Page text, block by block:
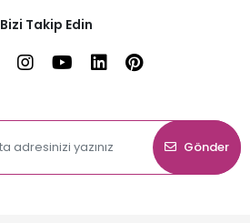
Bizi Takip Edin
Gönder